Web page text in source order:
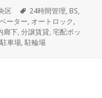
区
タ
グ
24時間管理, BS,
ーター, オートロック,
廊下,分譲賃貸,宅配ボッ
駐車場,駐輪場